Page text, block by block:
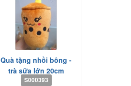
Quà tặng nhồi bông -
trà sữa lớn 20cm
S000393